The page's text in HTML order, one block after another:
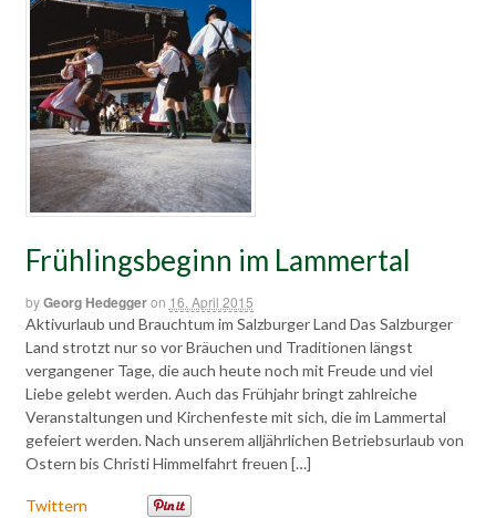
Frühlingsbeginn im Lammertal
byGeorg Hedeggeron 16. April 2015
Aktivurlaub und Brauchtum im Salzburger Land Das Salzburger
Land strotzt nur so vor Bräuchen und Traditionen längst
vergangener Tage, die auch heute noch mit Freude und viel
Liebe gelebt werden. Auch das Frühjahr bringt zahlreiche
Veranstaltungen und Kirchenfeste mit sich, die im Lammertal
gefeiert werden. Nach unserem alljährlichen Betriebsurlaub von
Ostern bis Christi Himmelfahrt freuen […]
Twittern